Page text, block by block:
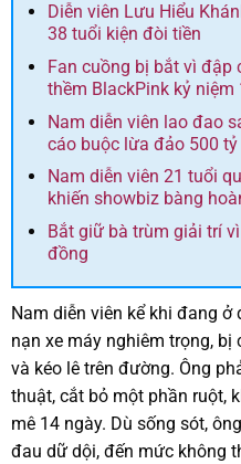
Diễn viên Lưu Hiểu
38 tuổi kiện đòi tiền
Fan cuồng bị bắt vì đập
thềm BlackPink kỷ niệm
Nam diễn viên lao đao
cáo buộc lừa đảo 500
Nam diễn viên 21 tuổi
khiến showbiz bàng
Bắt giữ bà trùm giải trí
đồng
Nam diễn viên kể khi đang
nạn xe máy nghiêm trọng,
và kéo lê trên đường. Ông
thuật, cắt bỏ một phần ruột,
mê 14 ngày. Dù sống sót,
đau dữ dội, đến mức không